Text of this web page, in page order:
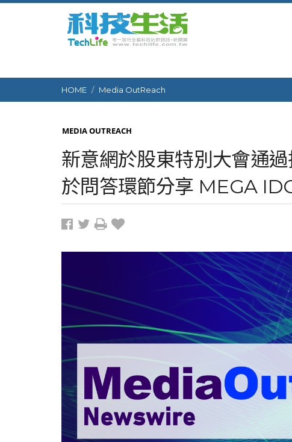
HOME Media OutReach
MEDIA OUTREACH
新意網於股東特別大會通
於問答環節分享 MEGA